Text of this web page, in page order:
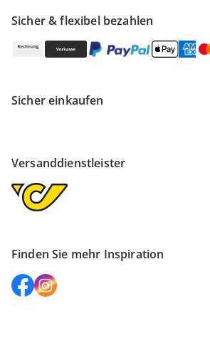
Sicher & flexibel bezahlen
Sicher einkaufen
Versanddienstleister
Finden Sie mehr Inspiration